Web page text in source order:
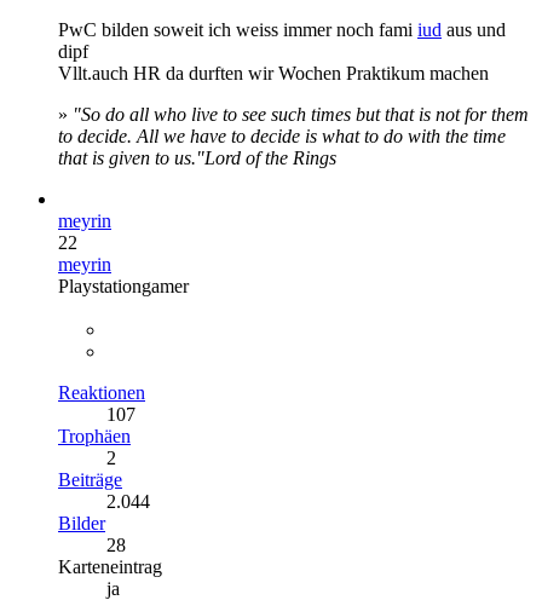
PwC bilden soweit ich weiss immer noch fami iud aus und
dipf
Vllt.auch HR da durften wir Wochen Praktikum machen
» "So do all who live to see such times but that is not for them
to decide. All we have to decide is what to do with the time
that is given to us."Lord of the Rings
meyrin
22
meyrin
Playstationgamer
Reaktionen
107
Trophäen
2
Beiträge
2.044
Bilder
28
Karteneintrag
ja